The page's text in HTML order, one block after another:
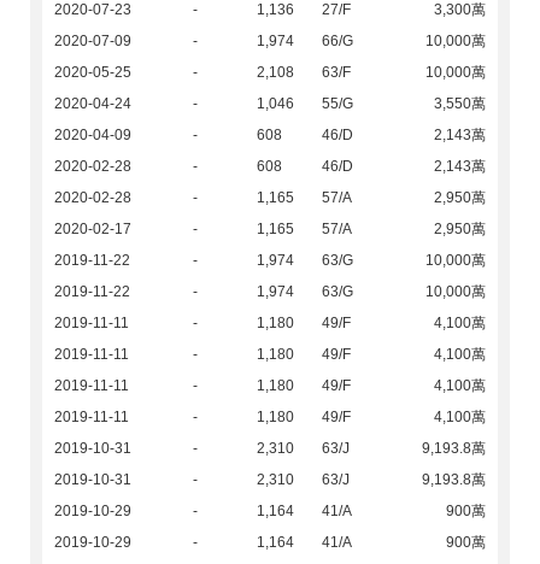
2020-07-23
- 1,136 27/F
3,300萬
2020-07-09
- 1,974 66/G
10,000萬
2020-05-25
- 2,108 63/F
10,000萬
2020-04-24
- 1,046 55/G
3,550萬
2020-04-09
- 608 46/D
2,143萬
2020-02-28
- 608 46/D
2,143萬
2020-02-28
- 1,165 57/A
2,950萬
2020-02-17
- 1,165 57/A
2,950萬
2019-11-22
- 1,974 63/G
10,000萬
2019-11-22
- 1,974 63/G
10,000萬
2019-11-11
- 1,180 49/F
4,100萬
2019-11-11
- 1,180 49/F
4,100萬
2019-11-11
- 1,180 49/F
4,100萬
2019-11-11
- 1,180 49/F
4,100萬
2019-10-31
- 2,310 63/J
9,193.8萬
2019-10-31
- 2,310 63/J
9,193.8萬
2019-10-29
- 1,164 41/A
900萬
2019-10-29
- 1,164 41/A
900萬